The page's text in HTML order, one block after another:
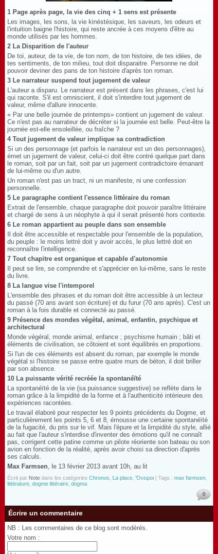
1 Page après page, la vie des cinq + 1 sens est présente
Les images, les sons, la vie kinéstésique, les saveurs, les odeurs et
l'intuition baigne l'histoire, qui reste ancrée à ces moyens d'être au
monde utilisés par les hommes.
2 La Disparition de l'auteur
De toi, auteur, de ta vie, de ton nom, de ton histoire, de tes idées, de
tes sentiments, de ton milieu, tout doit disparaitre. Personne ne doit
pouvoir deviner des pans de ton histoire d'après ton roman.
3 Le narrateur suspend tout jugement de valeur
L'auteur a disparu. Le narrateur est présent dans les phrases, c'est lui
qui raconte. S'il est omniscient, il doit s'interdire tout jugement de
valeur, même d'allure innocente.
« Par une belle journée de printemps» contient un jugement de valeur.
Ce n'est pas au narrateur de décréter si la journée est belle. Peut-être la
journée est-elle ensoleillée, ou fraîche ?
4 Tout jugement de valeur implique sa contradiction
Si un des personnage (et parfois le narrateur est un des personnages),
émet un jugement de valeur, celui-ci doit être contré quelque part dans
le roman, soit par un fait, soit par un jugement contradictoire émanant
de lui-même ou d'un autre.
Un roman n'est pas un tract, ni un manifeste, ni une confession
personnelle.
5 Le paragraphe contient l'essence littéraire du roman
Extrait de l'ensemble, chaque paragraphe doit pouvoir paraître littéraire
et chargé de sens à un néophyte à qui il serait présenté hors contexte.
6 Le roman appartient au peuple dans son ensemble
Il doit être accessible et respectable pour l'ensemble de la population,
du peuple : le moins lettré doit y avoir accès, le plus lettré doit en
reconnaître l'intelligence.
7 Tout chapitre est organique et capable d'autonomie
Il peut se lire, se comprendre et s'apprécier en lui-même, sans le reste
du livre.
8 La langue vise l'intemporel
L'ensemble des phrases et du roman doit être accessible à un lecteur
du passé (70 ans avant son écriture) et du furur (70 ans après). C'est un
roman à la fois durable et connecté au passé.
9 Présence des mondes végétal, animal, enfantin, psychique et
architectural
Monde végéral, monde animal, enfance ; psychisme humain ; bâti et
éléments de civilisation, se côtoient et sont équilibrés en proportions.
Si l'un de ces éléments est absent du roman, par exemple le monde
végétal si l'histoire se passe entre quatre murs de béton, il doit briller
par son absence.
10 La puissante vérité recréée la spontanéïté
La spontanéïté de la vie (sa puissance suggestive) se reflète dans le
roman grâce à la limpidité de la forme et à l'authenticité intérieure des
expériences racontées.
Le travail élaboré pour respecter les 9 points précédents du Dogme, et
particulièrement les points 5, 6 et 8, émousse une certaine spontanéïté
de la fugacité, du pris sur le vif. Mais l'épure et la limpidité du style, allié
au fait que l'auteur s'interdise d'inventer des émotions qu'il ne connaît
pas, corrigent cette patine comme un pilote réoriente son bateau ou son
avion en fonction de la réalité, après avoir choisi sa direction d'après
ses calculs.
Max Farmsen, le 13 février 2013 avant 10h, au lit
Écrit par Note dans les catégories Chronos La place Ὄνειροι | Tags : max farmsen
littérature dogme littéraire dogma
0
Écrire un commentaire
NB : Les commentaires de ce blog sont modérés.
Votre nom :